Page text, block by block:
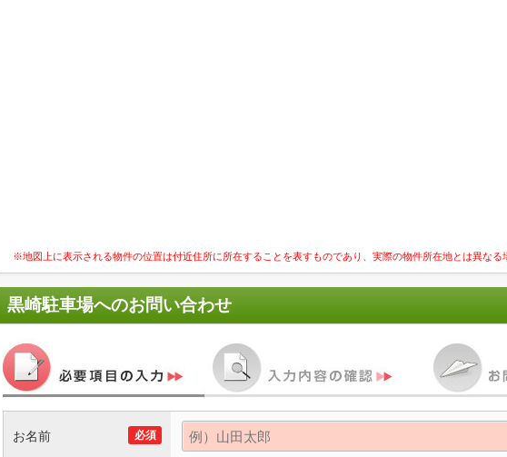
※地図上に表示される物件の位置は付近住所に所在することを表すものであり、実際の物件所在地とは異なる
黒崎駐車場へのお問い合わせ
必須
お名前